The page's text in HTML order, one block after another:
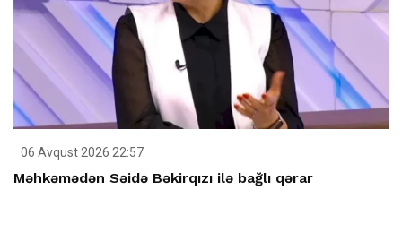
06 Avqust 2026 22:57
Məhkəmədən Səidə Bəkirqızı ilə bağlı qərar